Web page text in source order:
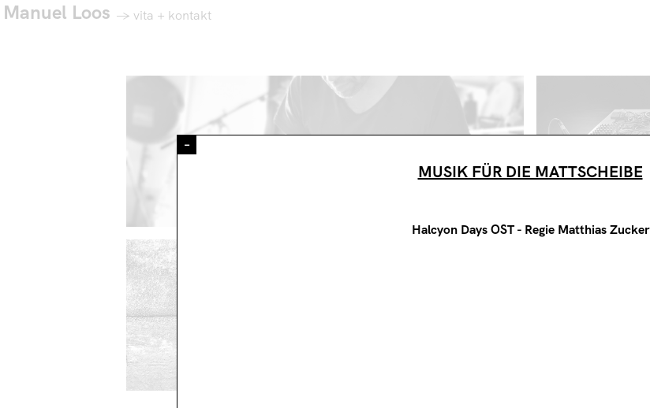
–
MUSIK FÜR DIE MATTSCHEIBE
Halcyon Days OST - Regie Matthias Zucker
Manuel Loos → vita + kontakt